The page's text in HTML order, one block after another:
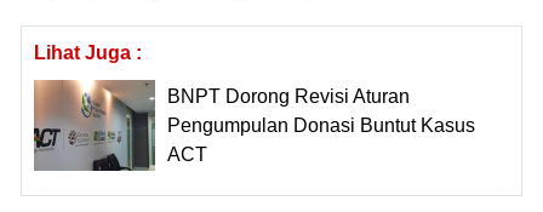
Lihat Juga :
BNPT Dorong Revisi Aturan
Pengumpulan Donasi Buntut Kasus
ACT